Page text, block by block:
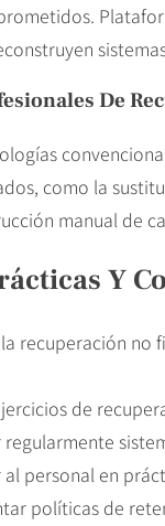
De
como la
manual de
Y
recuperación no
de
regularmente
al personal en
políticas de